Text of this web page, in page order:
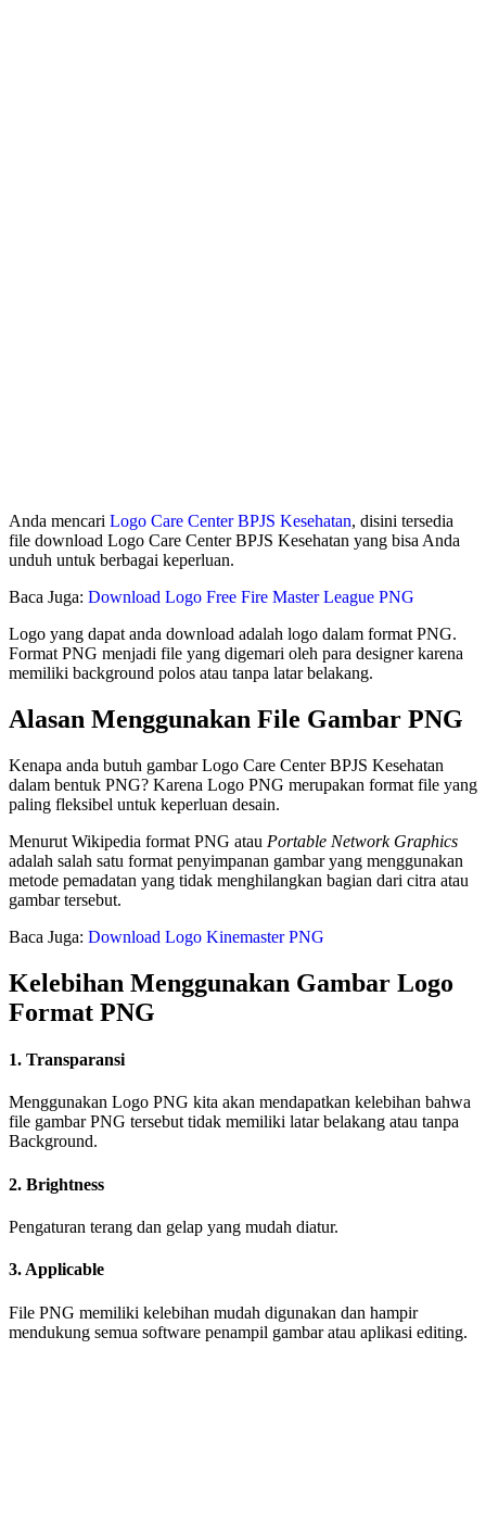
Anda mencari Logo Care Center BPJS Kesehatan, disini tersedia
file download Logo Care Center BPJS Kesehatan yang bisa Anda
unduh untuk berbagai keperluan.
Baca Juga: Download Logo Free Fire Master League PNG
Logo yang dapat anda download adalah logo dalam format PNG.
Format PNG menjadi file yang digemari oleh para designer karena
memiliki background polos atau tanpa latar belakang.
Alasan Menggunakan File Gambar PNG
Kenapa anda butuh gambar Logo Care Center BPJS Kesehatan
dalam bentuk PNG? Karena Logo PNG merupakan format file yang
paling fleksibel untuk keperluan desain.
Menurut Wikipedia format PNG atau Portable Network Graphics
adalah salah satu format penyimpanan gambar yang menggunakan
metode pemadatan yang tidak menghilangkan bagian dari citra atau
gambar tersebut.
Baca Juga: Download Logo Kinemaster PNG
Kelebihan Menggunakan Gambar Logo
Format PNG
1. Transparansi
Menggunakan Logo PNG kita akan mendapatkan kelebihan bahwa
file gambar PNG tersebut tidak memiliki latar belakang atau tanpa
Background.
2. Brightness
Pengaturan terang dan gelap yang mudah diatur.
3. Applicable
File PNG memiliki kelebihan mudah digunakan dan hampir
mendukung semua software penampil gambar atau aplikasi editing.